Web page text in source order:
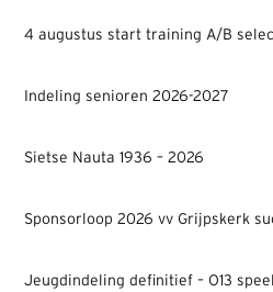
4 augustus start training A/B
Indeling senioren 2026-2027
Sietse Nauta 1936 – 2026
Sponsorloop 2026 vv Grijpskerk
Jeugdindeling definitief – O13